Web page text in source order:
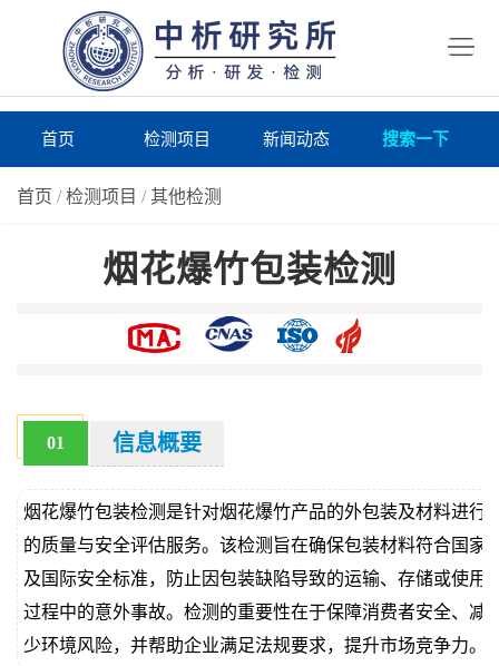
首页 检测项目 新闻动态 搜索一下
首页 /检测项目 /其他检测
烟花爆竹包装检测
01 信息概要
烟花爆竹包装检测是针对烟花爆竹产品的外包装及材料进行
的质量与安全评估服务。该检测旨在确保包装材料符合国家
及国际安全标准，防止因包装缺陷导致的运输、存储或使用
过程中的意外事故。检测的重要性在于保障消费者安全、减
少环境风险，并帮助企业满足法规要求，提升市场竞争力。
价
真
伪
查